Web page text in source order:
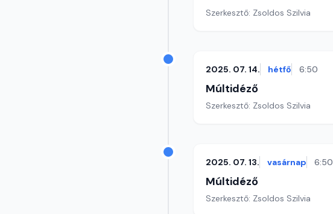
Szerkesztő: Zsoldos Szilvia
2025. 07. 14. hétfő 6:50
Múltidéző
Szerkesztő: Zsoldos Szilvia
2025. 07. 13. vasárnap 6:50
Múltidéző
Szerkesztő: Zsoldos Szilvia